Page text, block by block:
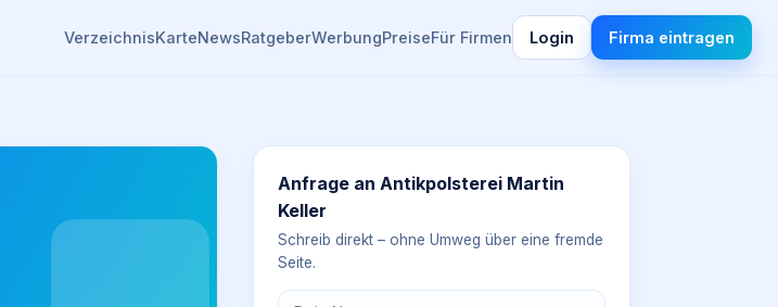
VerzeichnisKarteNewsRatgeberWerbungPreiseFür Firmen Login Firma eintragen
Anfrage an Antikpolsterei Martin
Keller
Schreib direkt – ohne Umweg über eine fremde
Seite.